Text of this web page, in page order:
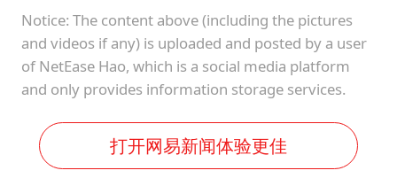
Notice: The content above (including the pictures
and videos if any) is uploaded and posted by a user
of NetEase Hao, which is a social media platform
and only provides information storage services.
打开网易新闻体验更佳